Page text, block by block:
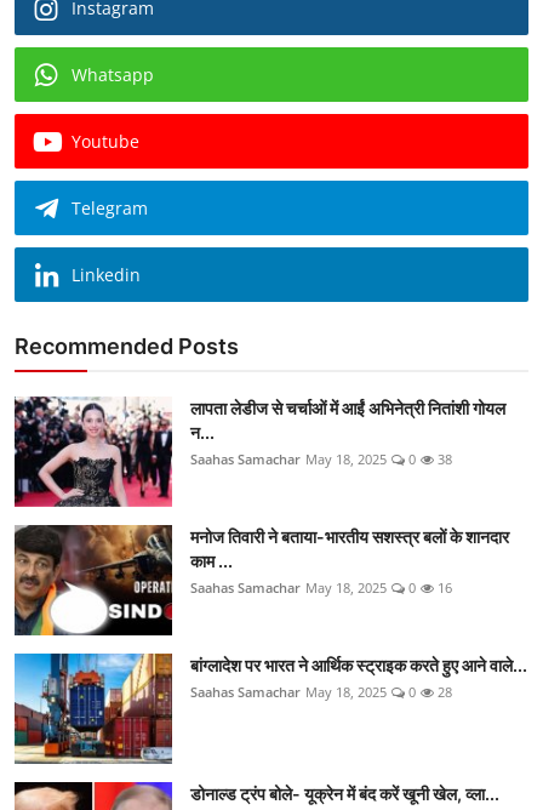
Instagram
Whatsapp
Youtube
Telegram
Linkedin
Recommended Posts
लापता लेडीज से चर्चाओं में आईं अभिनेत्री नितांशी गोयल
न...
Saahas Samachar May 18, 2025 0 38
मनोज तिवारी ने बताया-भारतीय सशस्त्र बलों के शानदार
काम ...
Saahas Samachar May 18, 2025 0 16
बांग्लादेश पर भारत ने आर्थिक स्ट्राइक करते हुए आने वाले...
Saahas Samachar May 18, 2025 0 28
डोनाल्ड ट्रंप बोले- यूक्रेन में बंद करें खूनी खेल, व्ला...